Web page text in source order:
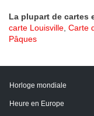
La plupart de cartes
carte Louisville, Carte
Pâques
Horloge mondiale
Heure en Europe